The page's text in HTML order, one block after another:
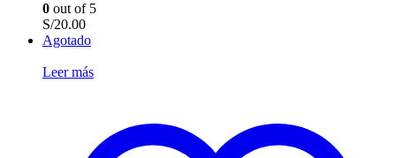
0 out of 5
S/20.00
Agotado
Leer más